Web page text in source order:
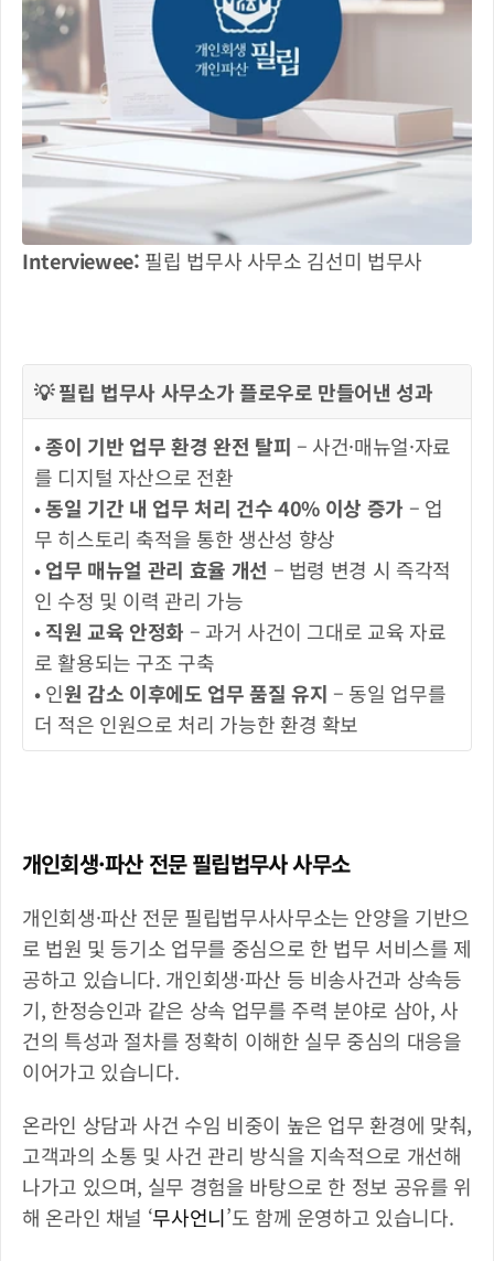
Interviewee: 필립 법무사 사무소 김선미 법무사
💡 필립 법무사 사무소가 플로우로 만들어낸 성과
• 종이 기반 업무 환경 완전 탈피 – 사건·매뉴얼·자료
를 디지털 자산으로 전환
• 동일 기간 내 업무 처리 건수 40% 이상 증가 – 업
무 히스토리 축적을 통한 생산성 향상
• 업무 매뉴얼 관리 효율 개선 – 법령 변경 시 즉각적
인 수정 및 이력 관리 가능
• 직원 교육 안정화 – 과거 사건이 그대로 교육 자료
로 활용되는 구조 구축
• 인원 감소 이후에도 업무 품질 유지 – 동일 업무를
더 적은 인원으로 처리 가능한 환경 확보
개인회생·파산 전문 필립법무사 사무소
개인회생·파산 전문 필립법무사사무소는 안양을 기반으
로 법원 및 등기소 업무를 중심으로 한 법무 서비스를 제
공하고 있습니다. 개인회생·파산 등 비송사건과 상속등
기, 한정승인과 같은 상속 업무를 주력 분야로 삼아, 사
건의 특성과 절차를 정확히 이해한 실무 중심의 대응을
이어가고 있습니다.
온라인 상담과 사건 수임 비중이 높은 업무 환경에 맞춰,
고객과의 소통 및 사건 관리 방식을 지속적으로 개선해
나가고 있으며, 실무 경험을 바탕으로 한 정보 공유를 위
해 온라인 채널 ‘무사언니’도 함께 운영하고 있습니다.